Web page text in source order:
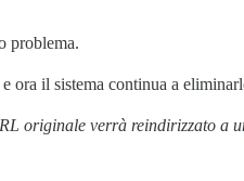
problema.
ora il sistema continua a
originale verrà reindirizzato a